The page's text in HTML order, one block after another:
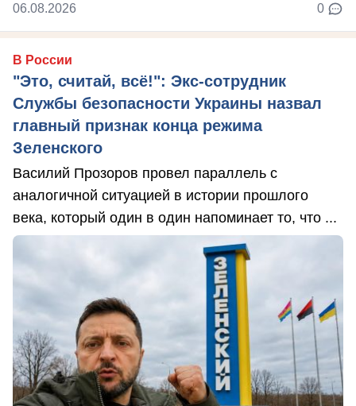
06.08.2026 0
В России
"Это, считай, всё!": Экс-сотрудник
Службы безопасности Украины назвал
главный признак конца режима
Зеленского
Василий Прозоров провел параллель с
аналогичной ситуацией в истории прошлого
века, который один в один напоминает то, что ...